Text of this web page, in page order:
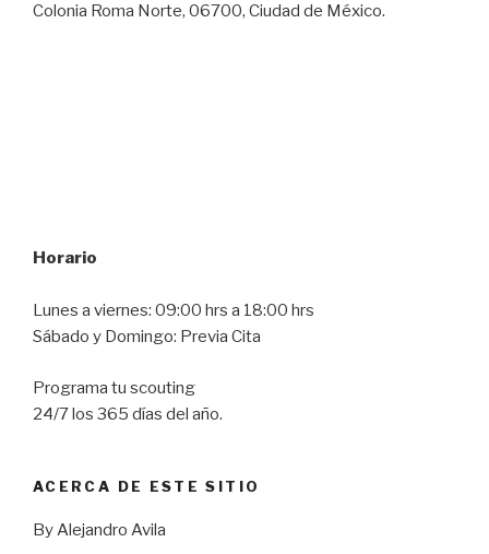
Colonia Roma Norte, 06700, Ciudad de México.
Horario
Lunes a viernes: 09:00 hrs a 18:00 hrs
Sábado y Domingo: Previa Cita
Programa tu scouting
24/7 los 365 días del año.
ACERCA DE ESTE SITIO
By Alejandro Avila